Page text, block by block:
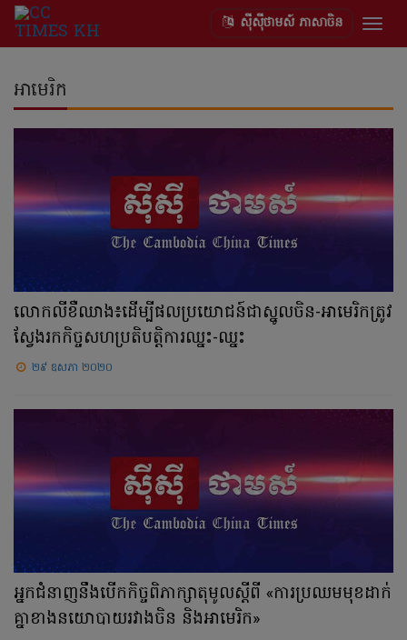
ស៊ីស៊ីថាមស៍ ភាសាចិន
អាមេរិក
លោក​លី​ខឺឈាង៖ដើម្បីផលប្រយោជន៍ជាស្នូលចិន-អាមេរិកត្រូវ
ស្វែងរកកិច្ចសហប្រតិបត្តិការឈ្នះ-ឈ្នះ
២៩ ឧសភា ២០២០
អ្នកជំនាញនឹងបើកកិច្ចពិភាក្សាតុមូលស្តីពី «ការប្រឈមមុខដាក់
គ្នាខាងនយោបាយរវាងចិន និងអាមេរិក»